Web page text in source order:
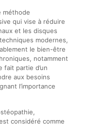
méthode
qui vise à réduire
et les disques
modernes,
le bien-être
notamment
partie d’un
aux besoins
l’importance
considéré comme